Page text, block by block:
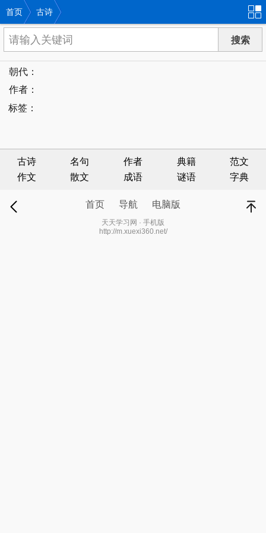
首页 古诗
朝代：
作者：
标签：
古诗 名句 作者 典籍
范文
作文
散文 成语 谜语 字典
首页 导航 电脑版
天天学习网 · 手机版
http://m.xuexi360.net/